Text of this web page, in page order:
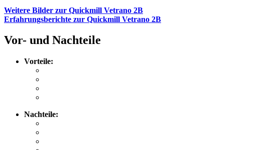
Weitere Bilder zur Quickmill Vetrano 2B
Erfahrungsberichte zur Quickmill Vetrano 2B
Vor- und Nachteile
Vorteile:
Nachteile: